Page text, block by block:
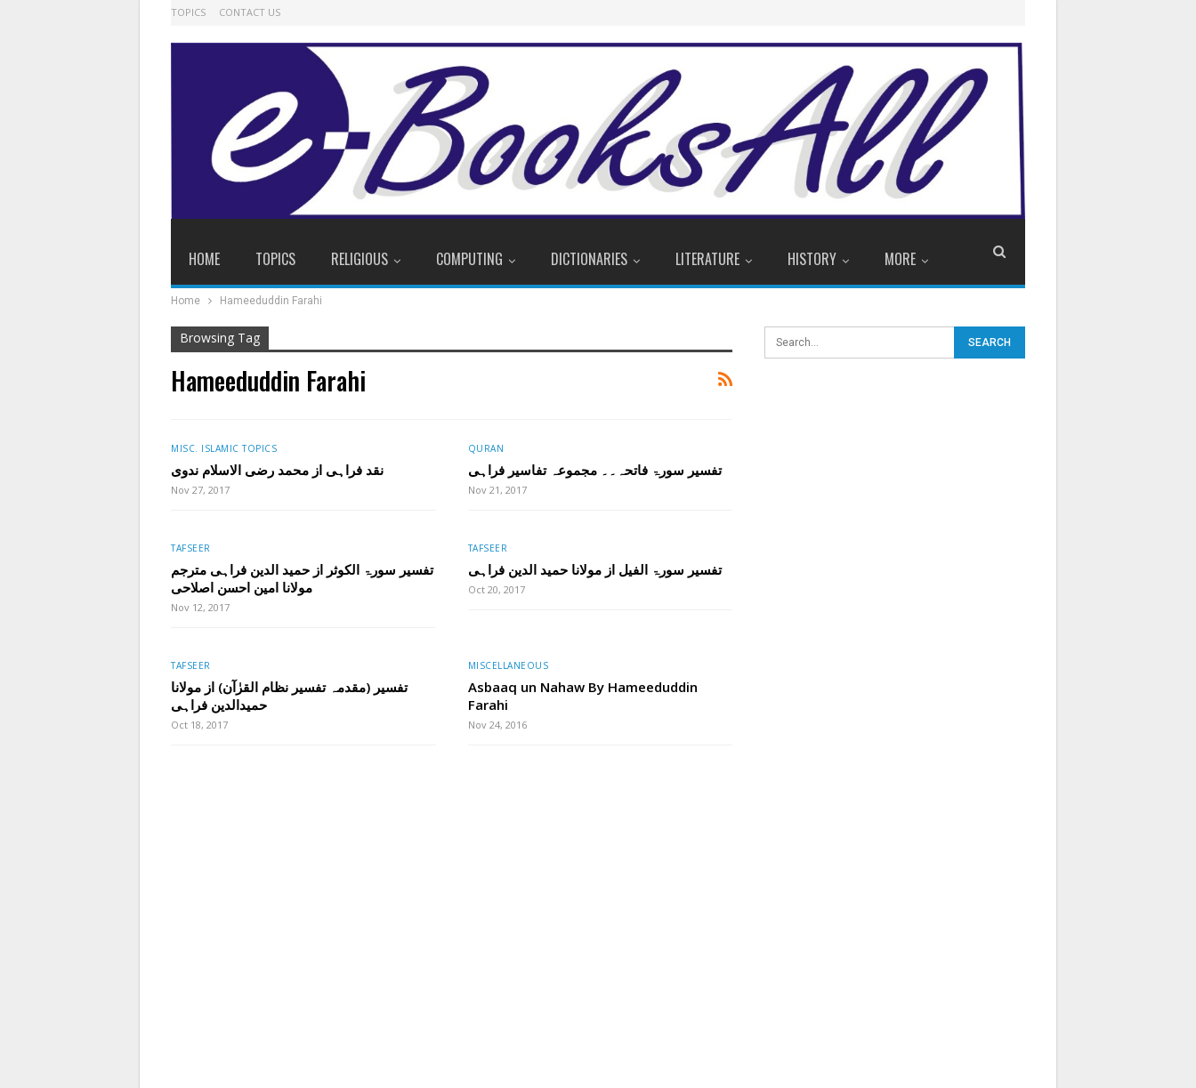
TOPICS CONTACT US
HOME TOPICS RELIGIOUS COMPUTING DICTIONARIES LITERATURE HISTORY MORE
Home Hameeduddin Farahi
Browsing Tag
Hameeduddin Farahi
MISC. ISLAMIC TOPICS
نقد فراہی از محمد رضی الاسلام ندوی
Nov 27, 2017
QURAN
تفسیر سورۃ فاتحہ۔۔ مجموعہ تفاسیر فراہی
Nov 21, 2017
TAFSEER
تفسیر سورۃ الکوثر از حمید الدین فراہی مترجم
مولانا امین احسن اصلاحی
Nov 12, 2017
TAFSEER
تفسیر سورۃ الفیل از مولانا حمید الدین فراہی
Oct 20, 2017
TAFSEER
تفسیر (مقدمہ تفسیر نظام القرٰآن) از مولانا
حمیدالدین فراہی
Oct 18, 2017
MISCELLANEOUS
Asbaaq un Nahaw By Hameeduddin
Farahi
Nov 24, 2016